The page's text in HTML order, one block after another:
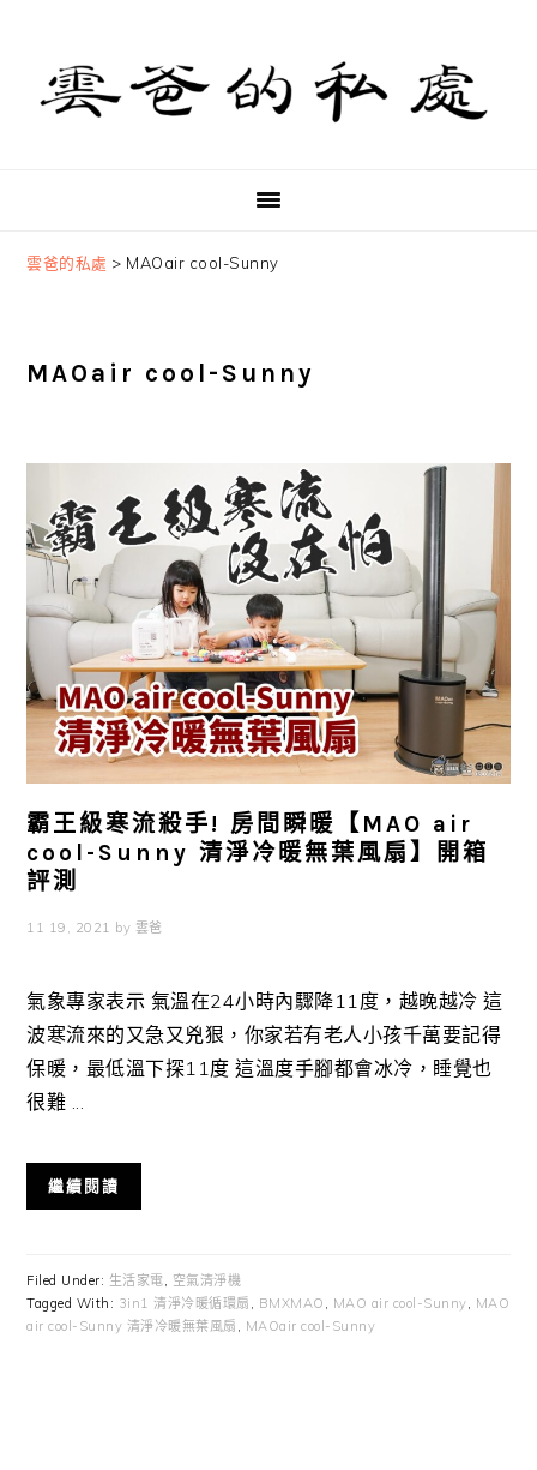
primary
navigation
content
primary
sidebar
雲爸的私處 > MAOair cool-Sunny
MAOair cool-Sunny
霸王級寒流殺手! 房間瞬暖【MAO air
cool-Sunny 清淨冷暖無葉風扇】開箱
評測
11 19, 2021 by 雲爸
氣象專家表示 氣溫在24小時內驟降11度，越晚越冷 這
波寒流來的又急又兇狠，你家若有老人小孩千萬要記得
保暖，最低溫下探11度 這溫度手腳都會冰冷，睡覺也
很難 ...
繼續閱讀
Filed Under: 生活家電
空氣清淨機
Tagged With: 3in1 清淨冷暖循環扇 BMXMAO MAO air cool-Sunny
MAO
air cool-Sunny 清淨冷暖無葉風扇
MAOair cool-Sunny